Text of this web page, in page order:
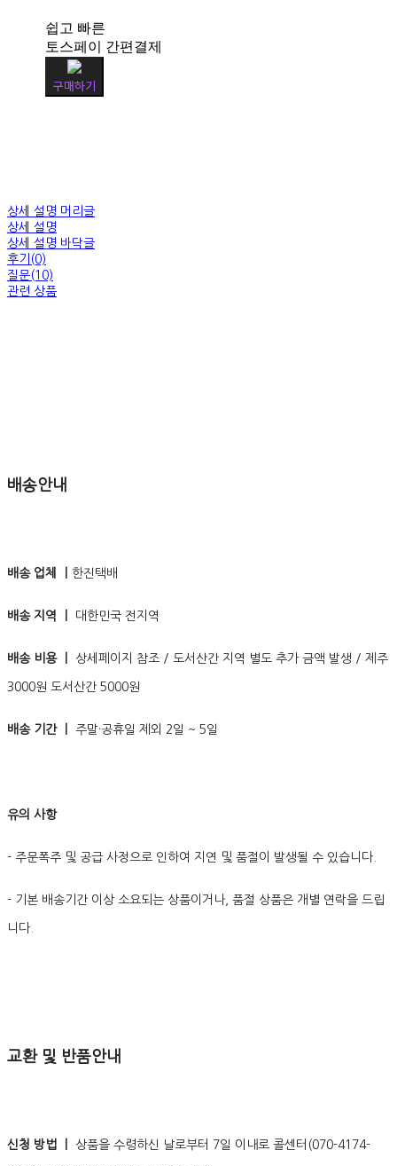
쉽고 빠른
토스페이 간편결제
구매하기
상세 설명 머리글
상세 설명
상세 설명 바닥글
후기(0)
질문(10)
관련 상품
배송안내
배송 업체 ㅣ 한진택배
배송 지역 ㅣ 대한민국 전지역
배송 비용 ㅣ 상세페이지 참조 / 도서산간 지역 별도 추가 금액 발생 / 제주
3000원 도서산간 5000원
배송 기간 ㅣ 주말·공휴일 제외 2일 ~ 5일
유의 사항
- 주문폭주 및 공급 사정으로 인하여 지연 및 품절이 발생될 수 있습니다.
- 기본 배송기간 이상 소요되는 상품이거나, 품절 상품은 개별 연락을 드립
니다.
교환 및 반품안내
신청 방법 ㅣ 상품을 수령하신 날로부터 7일 이내로 콜센터(070-4174-